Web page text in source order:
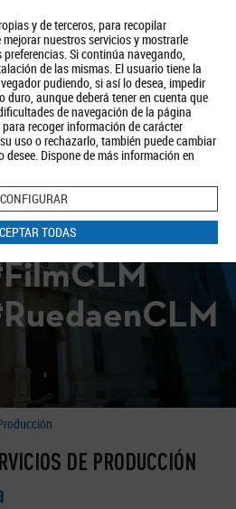
y de terceros, para recopilar
nuestros servicios y mostrarle
Si continúa navegando,
de las mismas. El usuario tiene la
pudiendo, si así lo desea, impedir
duro, aunque deberá tener en cuenta que
de navegación de la página
recoger información de carácter
uso o rechazarlo, también puede cambiar
Dispone de más información en
CONFIGURAR
TODAS
Turismo Política de Privacidad Aviso Legal
Política de Cookies
BUSCAR
DE PRODUCCIÓN